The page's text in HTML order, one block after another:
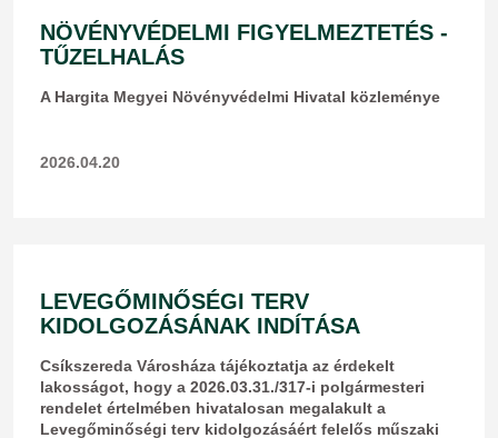
NÖVÉNYVÉDELMI FIGYELMEZTETÉS -
TŰZELHALÁS
A Hargita Megyei Növényvédelmi Hivatal közleménye
2026.04.20
LEVEGŐMINŐSÉGI TERV
KIDOLGOZÁSÁNAK INDÍTÁSA
Csíkszereda Városháza tájékoztatja az érdekelt
lakosságot, hogy a 2026.03.31./317-i polgármesteri
rendelet értelmében hivatalosan megalakult a
Levegőminőségi terv kidolgozásáért felelős műszaki